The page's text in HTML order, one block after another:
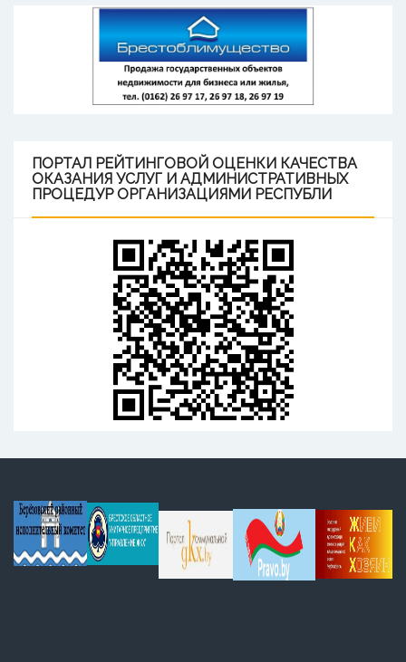
ПОРТАЛ РЕЙТИНГОВОЙ ОЦЕНКИ КАЧЕСТВА
ОКАЗАНИЯ УСЛУГ И АДМИНИСТРАТИВНЫХ
ПРОЦЕДУР ОРГАНИЗАЦИЯМИ РЕСПУБЛИ